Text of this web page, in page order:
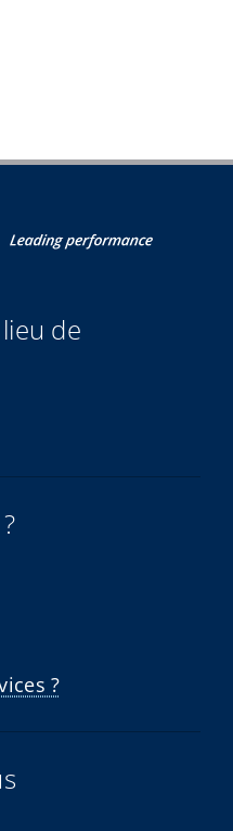
de
?